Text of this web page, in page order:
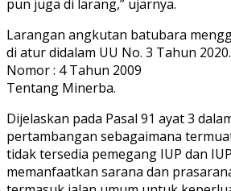
pun juga di larang,” ujarnya.
Larangan angkutan batubara
di atur didalam UU No. 3 Tahun
Nomor : 4 Tahun 2009
Tentang Minerba.
Dijelaskan pada Pasal 91 ayat 3
pertambangan sebagaimana
tidak tersedia pemegang IUP dan
memanfaatkan sarana dan